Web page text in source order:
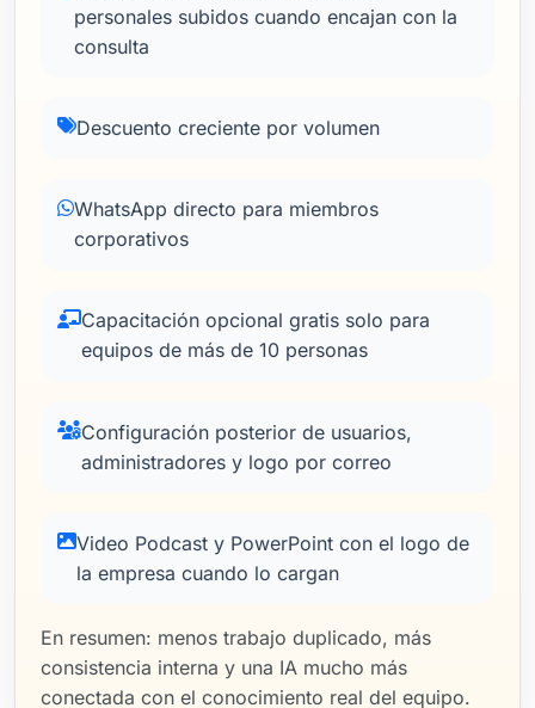
personales subidos cuando encajan con la
consulta
Descuento creciente por volumen
WhatsApp directo para miembros
corporativos
Capacitación opcional gratis solo para
equipos de más de 10 personas
Configuración posterior de usuarios,
administradores y logo por correo
Video Podcast y PowerPoint con el logo de
la empresa cuando lo cargan
En resumen: menos trabajo duplicado, más
consistencia interna y una IA mucho más
conectada con el conocimiento real del equipo.